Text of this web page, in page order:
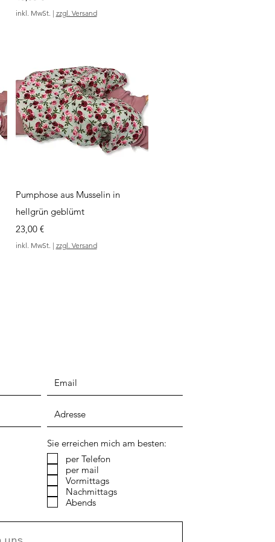
inkl. MwSt. | zzgl. Versand
Schnellansicht
Pumphose aus Musselin in
hellgrün geblümt
Preis
23,00 €
inkl. MwSt. | zzgl. Versand
Sie erreichen mich am besten:
per Telefon
per mail
Vormittags
Nachmittags
Abends